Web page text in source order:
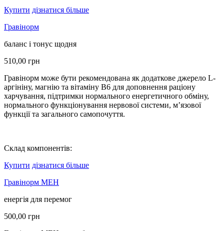
Купити дізнатися більше
Гравінорм
баланс і тонус щодня
510,00 грн
Гравінорм може бути рекомендована як додаткове джерело L-
аргініну, магнію та вітаміну B6 для доповнення раціону
харчування, підтримки нормального енергетичного обміну,
нормального функціонування нервової системи, м’язової
функції та загального самопочуття.
Склад компонентів:
Купити дізнатися більше
Гравінорм МЕН
енергія для перемог
500,00 грн